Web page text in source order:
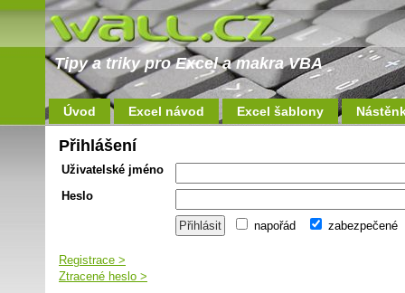
Tipy a triky pro Excel a makra VBA
Úvod Excel návod Excel šablony
Přihlášení
Uživatelské jméno
Heslo
napořád zabezpečené
Registrace >
Ztracené heslo >